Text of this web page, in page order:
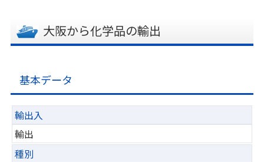
大阪から化学品の輸出
基本データ
輸出入
輸出
種別